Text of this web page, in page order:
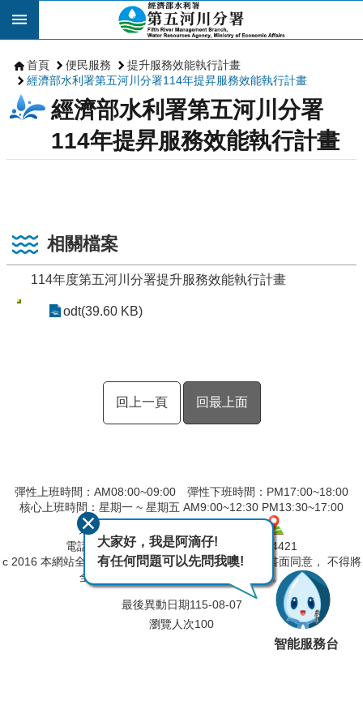
跳到主要內容區塊
首頁 便民服務
提升服務效能執行計畫
經濟部水利署第五河川分署114年提昇服務效能執行計畫
經濟部水利署第五河川分署
114年提昇服務效能執行計畫
相關檔案
114年度第五河川分署提升服務效能執行計畫
odt(39.60 KB)
回上一頁 回最上面
彈性上班時間：AM08:00~09:00 彈性下班時間：PM17:00~18:00
核心上班時間：星期一 ~ 星期五 AM9:00~12:30 PM13:30~17:00
地址：600039嘉義市 親水路 123 號
電話：(05)230-4406 傳真：(05)230-4421
c 2016 本網站全部圖文版權係屬本局所有，非經正式書面同意， 不得將
全部或部分內容，轉載於任何形式媒體。
最後異動日期115-08-07
瀏覽人次100
大家好，我是阿滴仔!
有任何問題可以先問我噢!
智能服務台